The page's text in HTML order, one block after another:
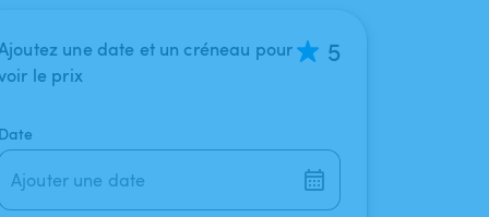
une date et un créneau pour
le prix
5
Ajouter une date